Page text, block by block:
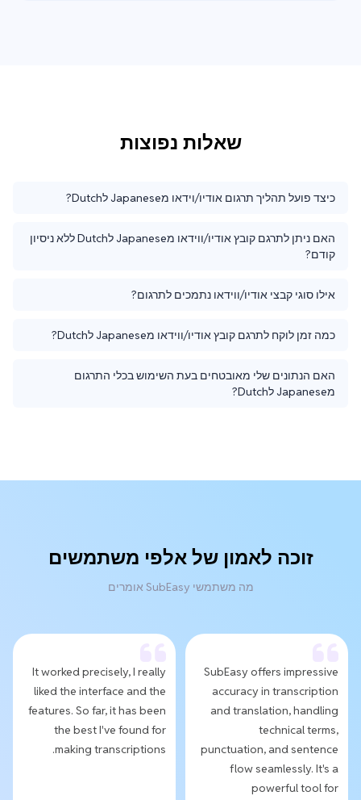
שאלות נפוצות
כיצד פועל תהליך תרגום אודיו/וידאו מJapanese לDutch?
האם ניתן לתרגם קובץ אודיו/ווידאו מJapanese לDutch ללא ניסיון
קודם?
אילו סוגי קבצי אודיו/ווידאו נתמכים לתרגום?
כמה זמן לוקח לתרגם קובץ אודיו/ווידאו מJapanese לDutch?
האם הנתונים שלי מאובטחים בעת השימוש בכלי התרגום
מJapanese לDutch?
זוכה לאמון של אלפי משתמשים
מה משתמשי SubEasy אומרים
SubEasy offers impressive
accuracy in transcription
and translation, handling
technical terms,
punctuation, and sentence
flow seamlessly. It's a
powerful tool for
It worked precisely, I really
liked the interface and the
features. So far, it has been
the best I've found for
making transcriptions.